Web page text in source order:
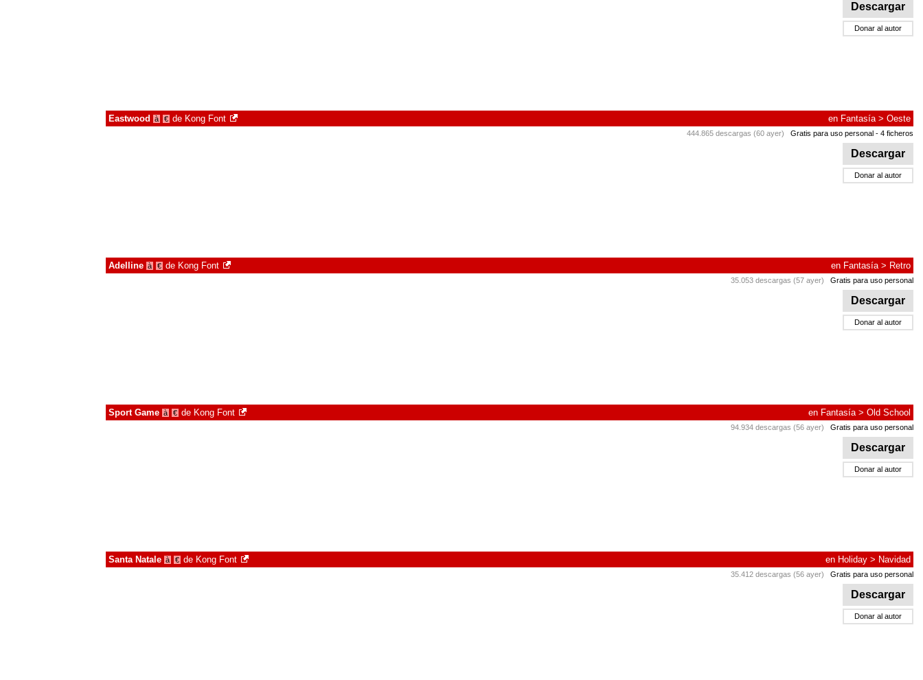
Descargar
Donar al autor
Eastwood à € de Kong Font en Fantasía> Oeste
444.865 descargas (60 ayer) Gratis para uso personal - 4 ficheros
Descargar
Donar al autor
Adelline à € de Kong Font en Fantasía> Retro
35.053 descargas (57 ayer) Gratis para uso personal
Descargar
Donar al autor
Sport Game à € de Kong Font en Fantasía> Old School
94.934 descargas (56 ayer) Gratis para uso personal
Descargar
Donar al autor
Santa Natale à € de Kong Font en Holiday > Navidad
35.412 descargas (56 ayer) Gratis para uso personal
Descargar
Donar al autor